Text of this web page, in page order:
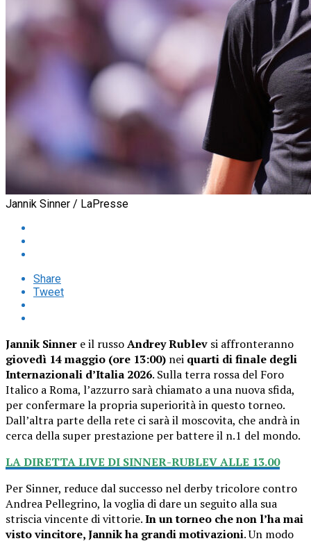
Jannik Sinner / LaPresse
Share
Tweet
Jannik Sinner e il russoAndrey Rublev si affronteranno
giovedì 14 maggio (ore 13:00) nei quarti di finale degli
Internazionali d’Italia 2026. Sulla terra rossa del Foro
Italico a Roma, l’azzurro sarà chiamato a una nuova sfida,
per confermare la propria superiorità in questo torneo.
Dall’altra parte della rete ci sarà il moscovita, che andrà in
cerca della super prestazione per battere il n.1 del mondo.
LA DIRETTA LIVE DI SINNER-RUBLEV ALLE 13.00
Per Sinner, reduce dal successo nel derby tricolore contro
Andrea Pellegrino, la voglia di dare un seguito alla sua
striscia vincente di vittorie.In un torneo che non l’ha mai
visto vincitore, Jannik ha grandi motivazioni. Un modo